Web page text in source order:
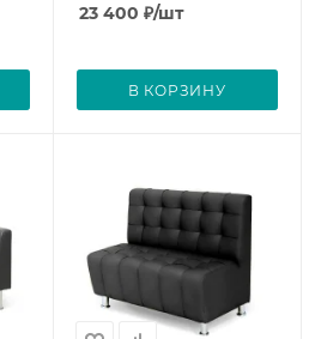
23 400 ₽/шт
В КОРЗИНУ